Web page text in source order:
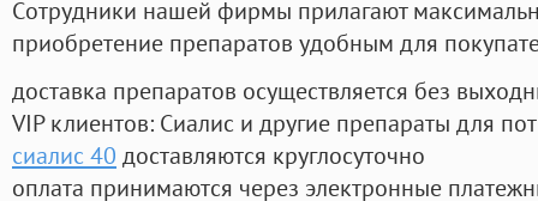
Cотрудники нашей фирмы прилагают
приобретение препаратов удобным для
доставка препаратов осуществляется без
VIP клиентов: Сиалис и другие препараты для
сиалис 40 доставляются круглосуточно
оплата принимаются через электронные